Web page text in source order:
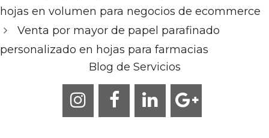
hojas en volumen para negocios de ecommerce
Venta por mayor de papel parafinado
personalizado en hojas para farmacias
Blog de Servicios